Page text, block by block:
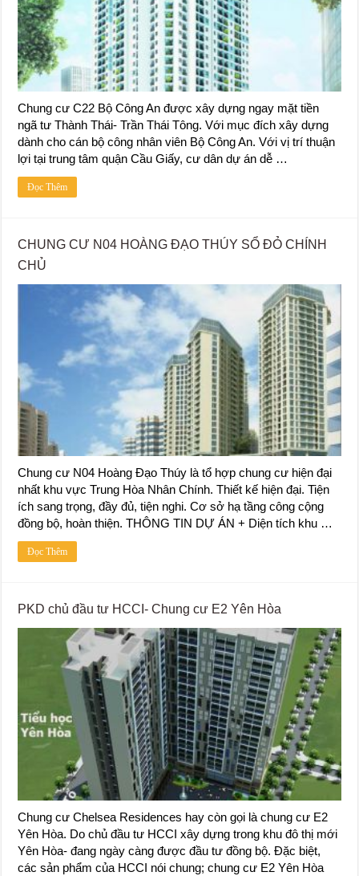
Chung cư C22 Bộ Công An được xây dựng ngay mặt tiền
ngã tư Thành Thái- Trần Thái Tông. Với mục đích xây dựng
dành cho cán bộ công nhân viên Bộ Công An. Với vị trí thuận
lợi tại trung tâm quận Cầu Giấy, cư dân dự án dễ …
Đọc Thêm
CHUNG CƯ N04 HOÀNG ĐẠO THÚY SỔ ĐỎ CHÍNH
CHỦ
Chung cư N04 Hoàng Đạo Thúy là tổ hợp chung cư hiện đại
nhất khu vực Trung Hòa Nhân Chính. Thiết kế hiện đại. Tiện
ích sang trọng, đầy đủ, tiện nghi. Cơ sở hạ tầng công cộng
đồng bộ, hoàn thiện. THÔNG TIN DỰ ÁN + Diện tích khu …
Đọc Thêm
PKD chủ đầu tư HCCI- Chung cư E2 Yên Hòa
Chung cư Chelsea Residences hay còn gọi là chung cư E2
Yên Hòa. Do chủ đầu tư HCCI xây dựng trong khu đô thị mới
Yên Hòa- đang ngày càng được đầu tư đồng bộ. Đặc biệt,
các sản phẩm của HCCI nói chung; chung cư E2 Yên Hòa